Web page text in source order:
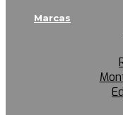
Marcas